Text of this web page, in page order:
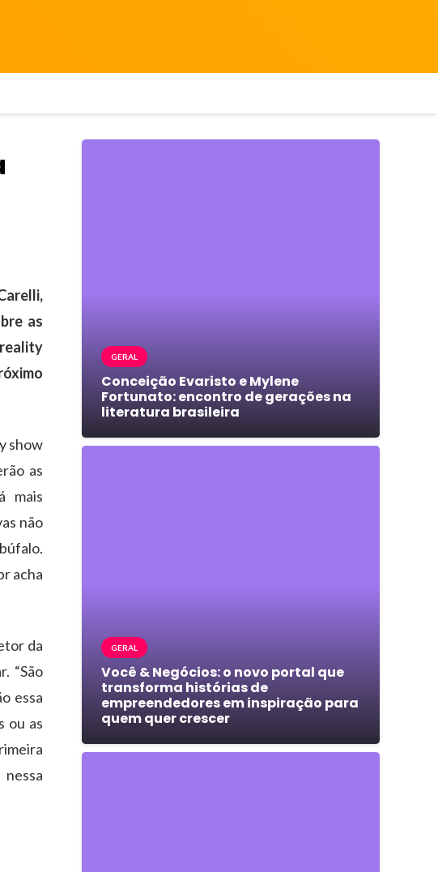
as
show
as
mais
não
acha
da
“São
essa
ou as
GERAL
Conceição Evaristo e Mylene
Fortunato: encontro de gerações na
literatura brasileira
GERAL
Você & Negócios: o novo portal que
transforma histórias de
empreendedores em inspiração para
quem quer crescer